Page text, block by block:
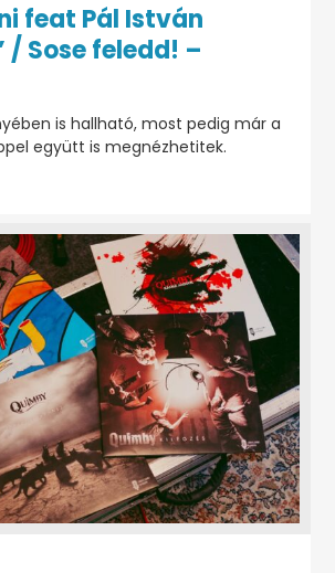
feat Pál István
/ Sose feledd! –
is hallható, most pedig már a
együtt is megnézhetitek.